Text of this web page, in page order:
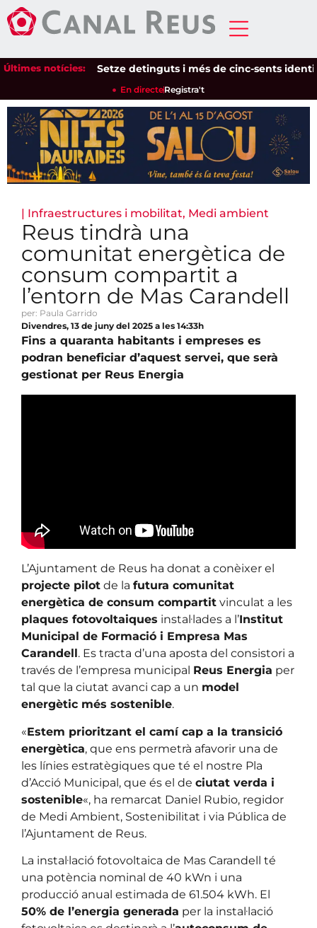
Últimes notícies:Setze detinguts i més de cinc-sents
En directeRegistra't
| Infraestructures i mobilitat, Medi ambient
Reus tindrà una
comunitat energètica de
consum compartit a
l’entorn de Mas Carandell
per: Paula Garrido
Divendres, 13 de juny del 2025 a les 14:33h
Fins a quaranta habitants i empreses es
podran beneficiar d’aquest servei, que serà
gestionat per Reus Energia
L’Ajuntament de Reus ha donat a conèixer el
projecte pilot de la futura comunitat
energètica de consum compartit vinculat a les
plaques fotovoltaiques instal·lades a l’Institut
Municipal de Formació i Empresa Mas
Carandell. Es tracta d’una aposta del consistori a
través de l’empresa municipal Reus Energia per
tal que la ciutat avanci cap a un model
energètic més sostenible.
«Estem prioritzant el camí cap a la transició
energètica, que ens permetrà afavorir una de
les línies estratègiques que té el nostre Pla
d’Acció Municipal, que és el de ciutat verda i
sostenible«, ha remarcat Daniel Rubio, regidor
de Medi Ambient, Sostenibilitat i via Pública de
l’Ajuntament de Reus.
La instal·lació fotovoltaica de Mas Carandell té
una potència nominal de 40 kWn i una
producció anual estimada de 61.504 kWh. El
50% de l’energia generada per la instal·lació